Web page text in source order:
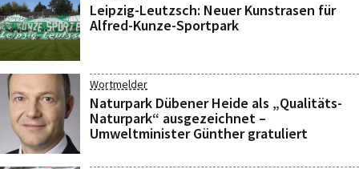
Leipzig-Leutzsch: Neuer Kunstrasen für
Alfred-Kunze-Sportpark
Wortmelder
Naturpark Dübener Heide als „Qualitäts-
Naturpark“ ausgezeichnet –
Umweltminister Günther gratuliert